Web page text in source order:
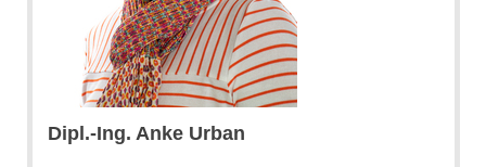
Dipl.-Ing. Anke Urban